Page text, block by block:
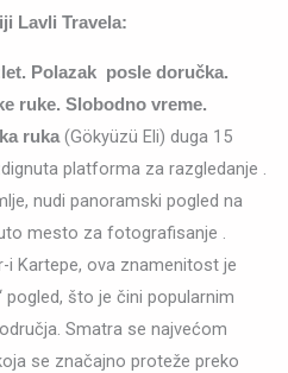
Lavli Travela:
Polazak posle doručka.
ruke. Slobodno vreme.
ruka(Gökyüzü Eli) duga 15
platforma za razgledanje .
nudi panoramski pogled na
mesto za fotografisanje .
i Kartepe, ova znamenitost je
pogled, što je čini popularnim
Smatra se najvećom
se značajno proteže preko